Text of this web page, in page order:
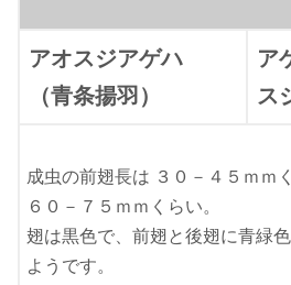
アオスジアゲハ
（青条揚羽）
ア
ス
成虫の前翅長は ３０－４５ｍｍ
６０－７５ｍｍくらい。
翅は黒色で、前翅と後翅に青緑
ようです。